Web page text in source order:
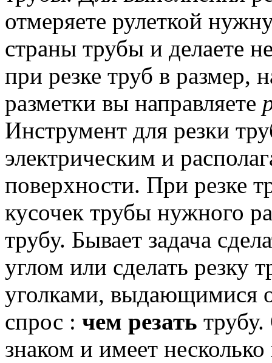
отмеряете рулеткой
страны трубы и делаете
при резке труб в размер,
разметки вы направляете
Инструмент для резки
электрическим и
поверхности. При резке
кусочек трубы нужного
трубу. Бывает задача
углом или сделать
уголками, выдающимися
спрос : чем резать трубу.
знаком и имеет несколько